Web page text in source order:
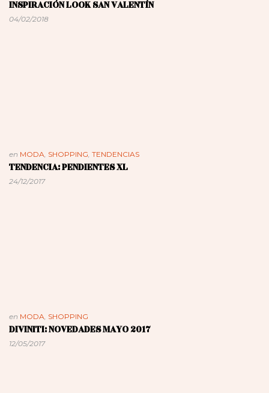
INSPIRACIÓN LOOK SAN VALENTÍN
04/02/2018
en MODA, SHOPPING, TENDENCIAS
TENDENCIA: PENDIENTES XL
24/12/2017
en MODA, SHOPPING
DIVINITI: NOVEDADES MAYO 2017
12/05/2017